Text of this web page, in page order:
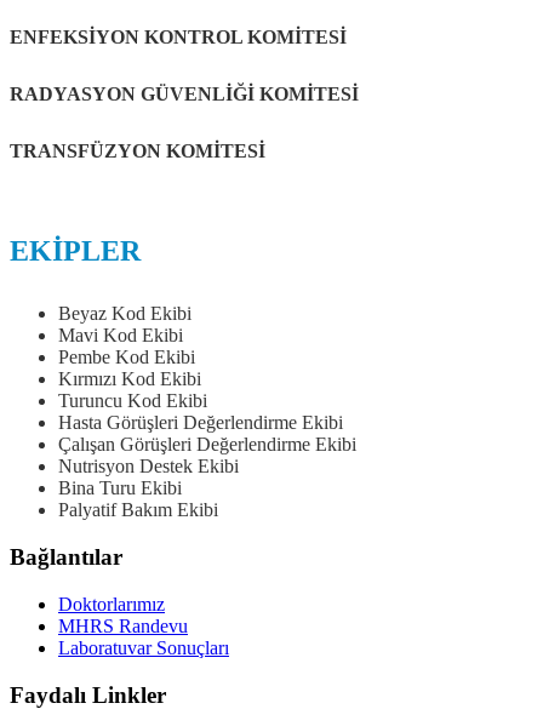
ENFEKSİYON KONTROL KOMİTESİ
RADYASYON GÜVENLİĞİ KOMİTESİ
TRANSFÜZYON KOMİTESİ
EKİPLER
Beyaz Kod Ekibi
Mavi Kod Ekibi
Pembe Kod Ekibi
Kırmızı Kod Ekibi
Turuncu Kod Ekibi
Hasta Görüşleri Değerlendirme Ekibi
Çalışan Görüşleri Değerlendirme Ekibi
Nutrisyon Destek Ekibi
Bina Turu Ekibi
Palyatif Bakım Ekibi
Bağlantılar
Doktorlarımız
MHRS Randevu
Laboratuvar Sonuçları
Faydalı Linkler